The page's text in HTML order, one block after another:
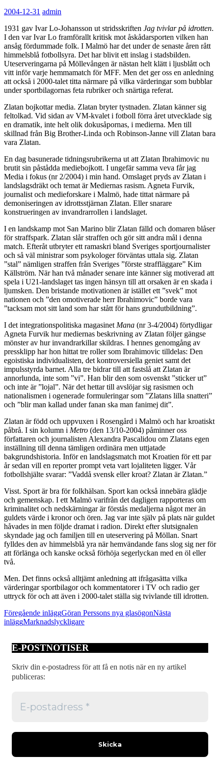
2004-12-31 admin
1931 gav Ivar Lo-Johansson ut stridsskriften Jag tvivlar på idrotten.
I den var Ivar Lo framförallt kritisk mot åskådarsporten vilken han
ansåg fördummade folk. I Malmö har det under de senaste åren rått
himmelsblå fotbollsyra. Det har blivit ett inslag i stadsbilden.
Uteserveringarna på Möllevången är nästan helt klätt i ljusblått och
vitt inför varje hemmamatch för MFF. Men det ger oss en anledning
att också i 2000-talet titta närmare på vilka värderingar som bubblar
under sportbilagornas feta rubriker och snärtiga referat.
Zlatan bojkottar media. Zlatan bryter tystnaden. Zlatan känner sig
feltolkad. Vid sidan av VM-kvalet i fotboll förra året utvecklade sig
en dramatik, inte helt olik dokusåpornas, i medierna. Men till
skillnad från Big Brother-Linda och Robinson-Janne vill Zlatan bara
vara Zlatan.
En dag basunerade tidningsrubrikerna ut att Zlatan Ibrahimovic nu
brutit sin påstådda mediebojkott. I ungefär samma veva får jag
Media i fokus (nr 2/2004) i min hand. Omslaget pryds av Zlatan i
landslagsdräkt och temat är Mediernas rasism. Agneta Furvik,
journalist och medieforskare i Malmö, hade tittat närmare på
demoniseringen av idrottsstjärnan Zlatan. Eller snarare
konstrueringen av invandrarrollen i landslaget.
I en landskamp mot San Marino blir Zlatan fälld och domaren blåser
för straffspark. Zlatan slår straffen och gör sitt andra mål i denna
match. Efteråt utbryter ett ramaskri bland Sveriges sportjournalister
och så väl ministrar som psykologer förväntas uttala sig. Zlatan
”stal” nämligen straffen från Sveriges ”förste straffläggare” Kim
Källström. När han två månader senare inte känner sig motiverad att
spela i U21-landslaget tas ingen hänsyn till att orsaken är en skada i
ljumsken. Den bristande motivationen är istället ett ”svek” mot
nationen och ”den omotiverade herr Ibrahimovic” borde vara
”tacksam mot sitt land som har stått för hans grundutbildning”.
I det integrationspolitiska magasinet Mana (nr 3-4/2004) förtydligar
Agneta Furvik hur mediernas beskrivning av Zlatan följer gängse
mönster av hur invandrarkillar skildras. I hennes genomgång av
pressklipp har hon hittat tre roller som Ibrahimovic tilldelas: Den
egoistiska individualisten, det kontroversiella geniet samt det
impulsstyrda barnet. Alla tre bidrar till att fastslå att Zlatan är
annorlunda, inte som ”vi”. Han blir den som osvenskt ”sticker ut”
och inte är ”lojal”. När det hettar till avslöjar sig rasismen och
nationalismen i ogenerade formuleringar som ”Zlatans lilla snatteri”
och ”blir man kallad under fanan ska man fanimej dit”.
Zlatan är född och uppvuxen i Rosengård i Malmö och har kroatiskt
påbrå. I sin kolumn i Metro (den 13/10-2004) påminner oss
författaren och journalisten Alexandra Pascalidou om Zlatans egen
inställning till denna tämligen ordinära men uttjatade
bakgrundshistoria. Inför en landslagsmatch mot Kroatien för ett par
år sedan vill en reporter prompt veta vart lojaliteten ligger. Vår
fotbollshjälte svarar: ”Vaddå svensk eller kroat? Zlatan är Zlatan.”
Visst. Sport är bra för folkhälsan. Sport kan också innebära glädje
och gemenskap. I ett Malmö varifrån det dagligen rapporteras om
kriminalitet och nedskärningar är förstås medaljerna något mer än
guldets värde i kronor och ören. Jag var inte själv på plats när guldet
håvades in men följde dramat i radion. Direkt efter slutsignalen
skyndade jag och familjen till en uteservering på Möllan. Snart
fylldes den av himmelsblå yra när hemvändande fans slog sig ner för
att förlänga och kanske också förhöja segerlyckan med en öl eller
två.
Men. Det finns också alltjämt anledning att ifrågasätta vilka
värderingar sportbilagor och kommentatorer i TV och radio ger
uttryck för och att även i 2000-talet ställa sig tvivlande till idrotten.
Inläggsnavigering
Föregående inläggGöran Perssons nya glasögonNästa
inläggMarknadslyckligare
E-POSTNOTISER
Skriv din e-postadress för att få en notis när en ny artikel
publiceras: